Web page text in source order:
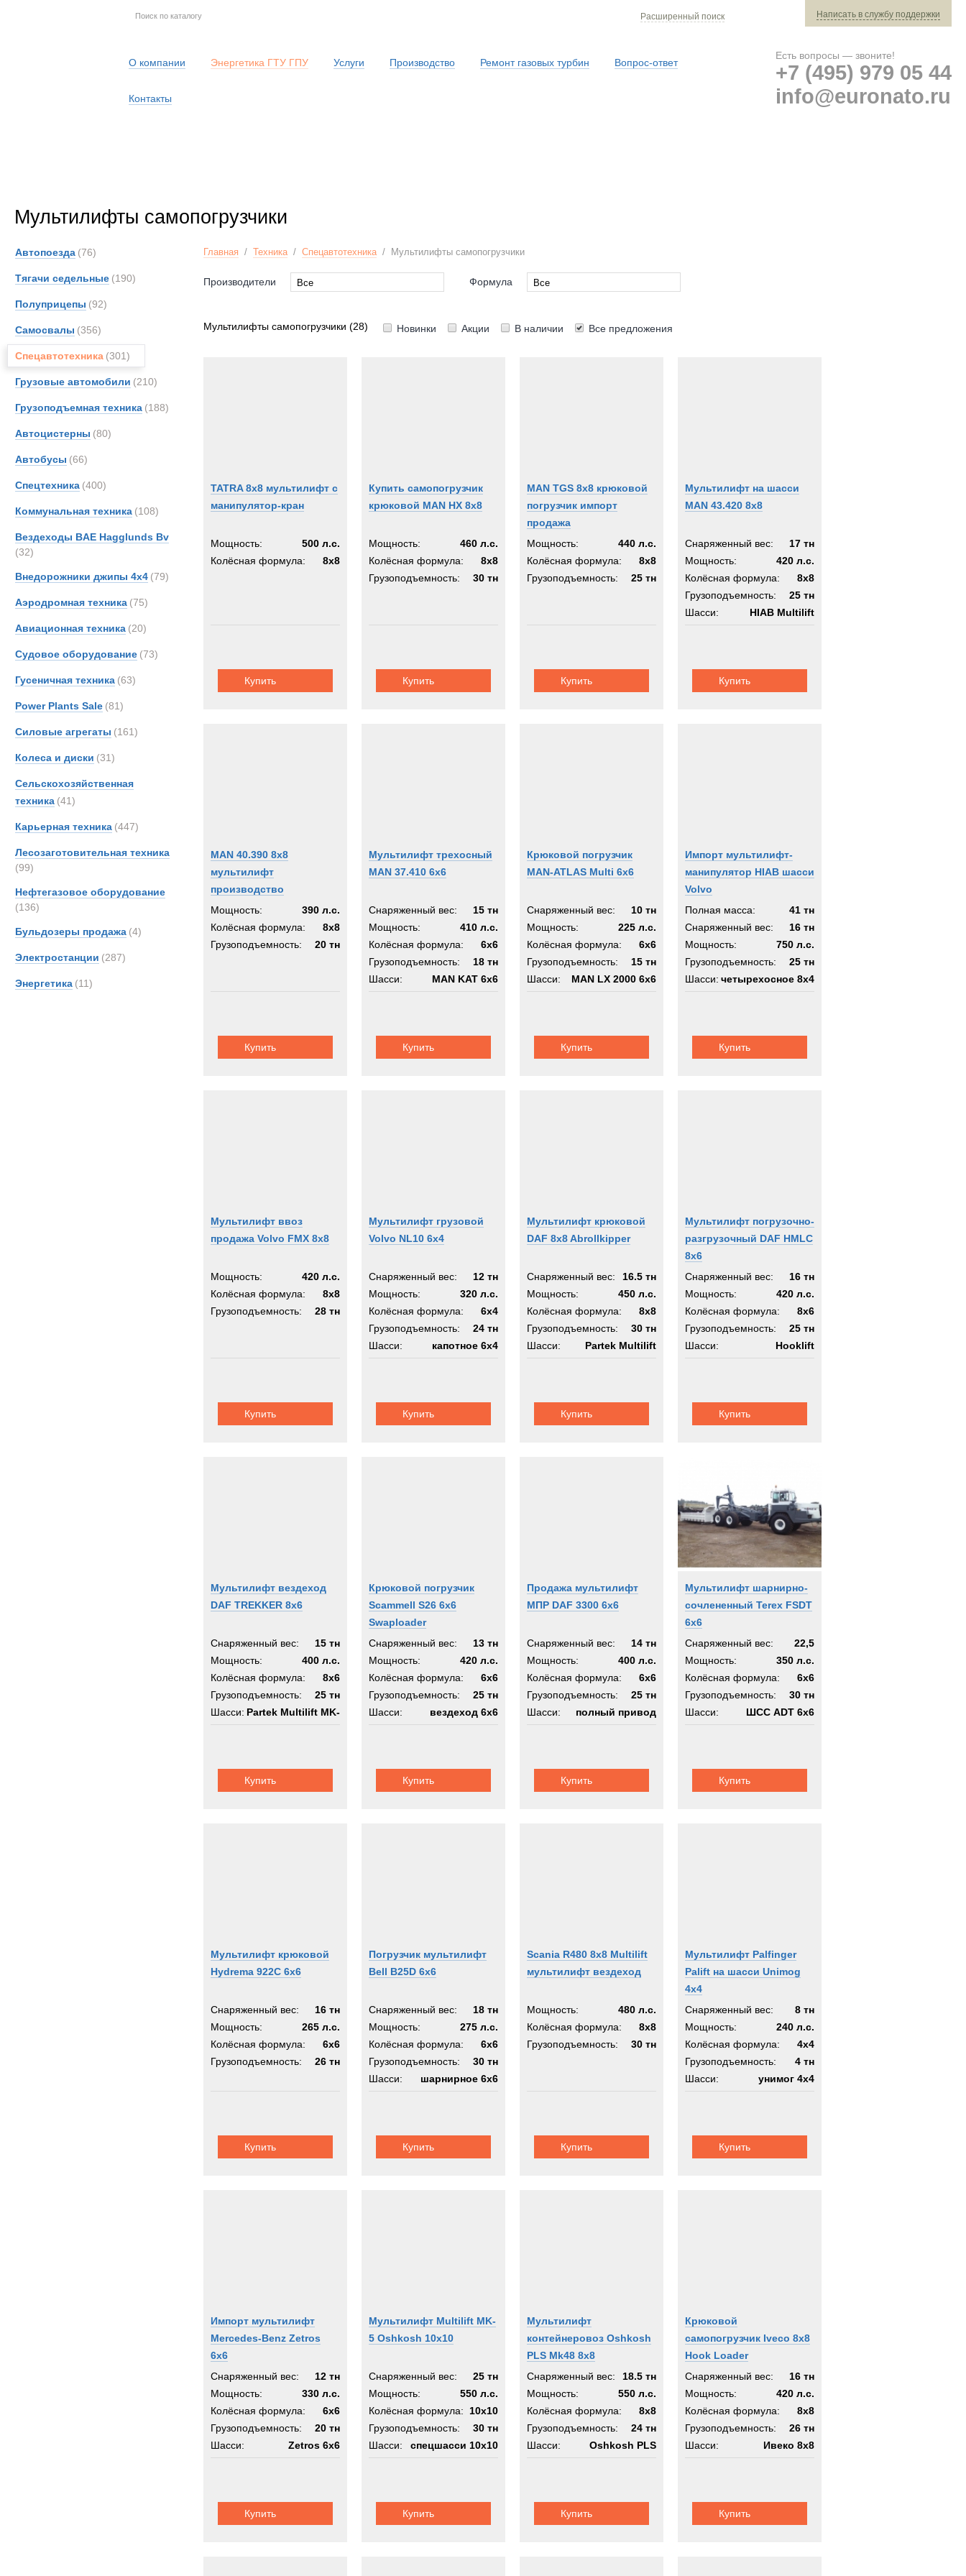
Расширенный поиск Написать в службу поддержки
О компании Энергетика ГТУ ГПУ Услуги Производство Ремонт газовых турбин Вопрос-ответ
Контакты
Есть вопросы — звоните!
+7 (495) 979 05 44
info@euronato.ru
Мультилифты самопогрузчики
Автопоезда (76)
Тягачи седельные (190)
Полуприцепы (92)
Самосвалы (356)
Спецавтотехника (301)
Грузовые автомобили (210)
Грузоподъемная техника (188)
Автоцистерны (80)
Автобусы (66)
Спецтехника (400)
Коммунальная техника (108)
Вездеходы BAE Hagglunds Bv
(32)
Внедорожники джипы 4х4 (79)
Аэродромная техника (75)
Авиационная техника (20)
Судовое оборудование (73)
Гусеничная техника (63)
Power Plants Sale (81)
Силовые агрегаты (161)
Колеса и диски (31)
Сельскохозяйственная
техника (41)
Карьерная техника (447)
Лесозаготовительная техника
(99)
Нефтегазовое оборудование
(136)
Бульдозеры продажа (4)
Электростанции (287)
Энергетика (11)
Главная / Техника/ Спецавтотехника/ Мультилифты самопогрузчики
Производители
Все
Scania
Unimog
Формула
Все
Мультилифты самопогрузчики (28) Новинки Акции В наличии Все предложения
TATRA 8x8 мультилифт с
манипулятор-кран
Мощность:
500 л.с.
Колёсная формула:
8x8
Купить
Купить самопогрузчик
крюковой MAN HX 8x8
Мощность:
460 л.с.
Колёсная формула:
8x8
Грузоподъемность:
30 тн
Купить
MAN TGS 8x8 крюковой
погрузчик импорт
продажа
Мощность:
440 л.с.
Колёсная формула:
8x8
Грузоподъемность:
25 тн
Купить
Мультилифт на шасси
MAN 43.420 8x8
Снаряженный вес:
17 тн
Мощность:
420 л.с.
Колёсная формула:
8x8
Грузоподъемность:
25 тн
Шасси:
HIAB Multilift
Купить
MAN 40.390 8x8
мультилифт
производство
Мощность:
390 л.с.
Колёсная формула:
8x8
Грузоподъемность:
20 тн
Купить
Мультилифт трехосный
MAN 37.410 6х6
Снаряженный вес:
15 тн
Мощность:
410 л.с.
Колёсная формула:
6x6
Грузоподъемность:
18 тн
Шасси:
MAN KAT 6x6
Купить
Крюковой погрузчик
MAN-ATLAS Multi 6x6
Снаряженный вес:
10 тн
Мощность:
225 л.с.
Колёсная формула:
6x6
Грузоподъемность:
15 тн
Шасси:
MAN LX 2000 6x6
Купить
Импорт мультилифт-
манипулятор HIAB шасси
Volvo
Полная масса:
41 тн
Снаряженный вес:
16 тн
Мощность:
750 л.с.
Грузоподъемность:
25 тн
Шасси: четырехосное 8х4
Купить
Мультилифт ввоз
продажа Volvo FMX 8x8
Мощность:
420 л.с.
Колёсная формула:
8x8
Грузоподъемность:
28 тн
Купить
Мультилифт грузовой
Volvo NL10 6x4
Снаряженный вес:
12 тн
Мощность:
320 л.с.
Колёсная формула:
6x4
Грузоподъемность:
24 тн
Шасси:
капотное 6х4
Купить
Мультилифт крюковой
DAF 8x8 Abrollkipper
Снаряженный вес:
16.5 тн
Мощность:
450 л.с.
Колёсная формула:
8x8
Грузоподъемность:
30 тн
Шасси:
Partek Multilift
Купить
Мультилифт погрузочно-
разгрузочный DAF HMLC
8x6
Снаряженный вес:
16 тн
Мощность:
420 л.с.
Колёсная формула:
8x6
Грузоподъемность:
25 тн
Шасси:
Hooklift
Купить
Мультилифт вездеход
DAF TREKKER 8x6
Снаряженный вес:
15 тн
Мощность:
400 л.с.
Колёсная формула:
8x6
Грузоподъемность:
25 тн
Шасси: Partek Multilift MK-
Купить
Крюковой погрузчик
Scammell S26 6x6
Swaploader
Снаряженный вес:
13 тн
Мощность:
420 л.с.
Колёсная формула:
6x6
Грузоподъемность:
25 тн
Шасси:
вездеход 6х6
Купить
Продажа мультилифт
МПР DAF 3300 6x6
Снаряженный вес:
14 тн
Мощность:
400 л.с.
Колёсная формула:
6x6
Грузоподъемность:
25 тн
Шасси:
полный привод
Купить
Мультилифт шарнирно-
сочлененный Terex FSDT
6х6
Снаряженный вес:
22,5
Мощность:
350 л.с.
Колёсная формула:
6x6
Грузоподъемность:
30 тн
Шасси:
ШСС ADT 6х6
Купить
Мультилифт крюковой
Hydrema 922C 6x6
Снаряженный вес:
16 тн
Мощность:
265 л.с.
Колёсная формула:
6x6
Грузоподъемность:
26 тн
Купить
Погрузчик мультилифт
Bell B25D 6x6
Снаряженный вес:
18 тн
Мощность:
275 л.с.
Колёсная формула:
6x6
Грузоподъемность:
30 тн
Шасси:
шарнирное 6х6
Купить
Scania R480 8x8 Multilift
мультилифт вездеход
Мощность:
480 л.с.
Колёсная формула:
8x8
Грузоподъемность:
30 тн
Купить
Мультилифт Palfinger
Palift на шасси Unimog
4x4
Снаряженный вес:
8 тн
Мощность:
240 л.с.
Колёсная формула:
4x4
Грузоподъемность:
4 тн
Шасси:
унимог 4х4
Купить
Импорт мультилифт
Mercedes-Benz Zetros
6x6
Снаряженный вес:
12 тн
Мощность:
330 л.с.
Колёсная формула:
6x6
Грузоподъемность:
20 тн
Шасси:
Zetros 6x6
Купить
Мультилифт Multilift MK-
5 Oshkosh 10x10
Снаряженный вес:
25 тн
Мощность:
550 л.с.
Колёсная формула:
10x10
Грузоподъемность:
30 тн
Шасси:
спецшасси 10х10
Купить
Мультилифт
контейнеровоз Oshkosh
PLS Mk48 8x8
Снаряженный вес:
18.5 тн
Мощность:
550 л.с.
Колёсная формула:
8x8
Грузоподъемность:
24 тн
Шасси:
Oshkosh PLS
Купить
Крюковой
самопогрузчик Iveco 8x8
Hook Loader
Снаряженный вес:
16 тн
Мощность:
420 л.с.
Колёсная формула:
8x8
Грузоподъемность:
26 тн
Шасси:
Ивеко 8х8
Купить